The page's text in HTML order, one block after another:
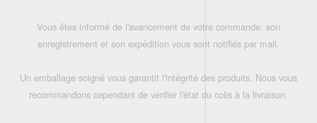
Vous êtes informé de l'avancement de votre commande: son
enregistrement et son expédition vous sont notifiés par mail.
Un emballage soigné vous garantit l'intégrité des produits. Nous vous
recommandons cependant de vérifier l'état du colis à la livraison.